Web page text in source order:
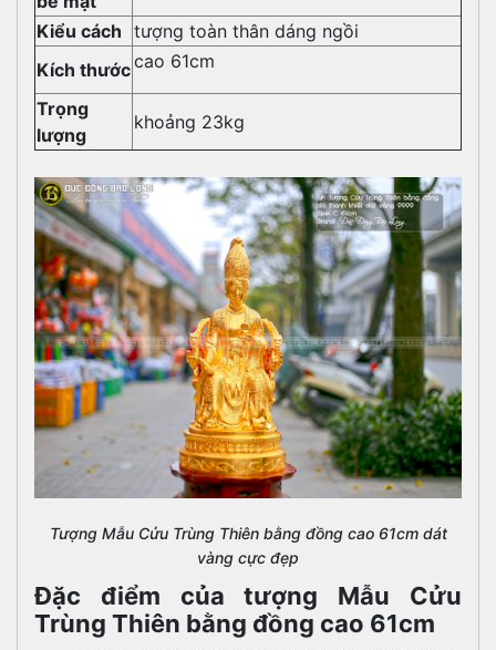
Kiểu cách tượng toàn thân dáng ngồi
Kích thướccao 61cm
Trọng
lượng
khoảng 23kg
Tượng Mẫu Cửu Trùng Thiên bằng đồng cao 61cm dát
vàng cực đẹp
Đặc điểm của tượng Mẫu Cửu
Trùng Thiên bằng đồng cao 61cm